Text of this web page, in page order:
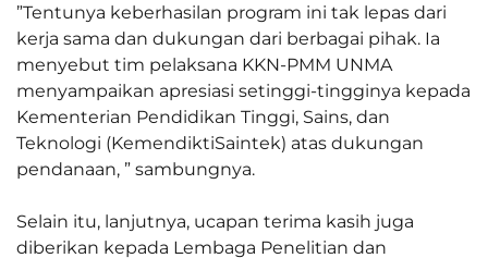
‎”Tentunya keberhasilan program ini tak lepas dari
kerja sama dan dukungan dari berbagai pihak. Ia
menyebut tim pelaksana KKN-PMM UNMA
menyampaikan apresiasi setinggi-tingginya kepada
Kementerian Pendidikan Tinggi, Sains, dan
Teknologi (KemendiktiSaintek) atas dukungan
pendanaan, ” sambungnya.
Selain itu, lanjutnya, ucapan terima kasih juga
diberikan kepada Lembaga Penelitian dan